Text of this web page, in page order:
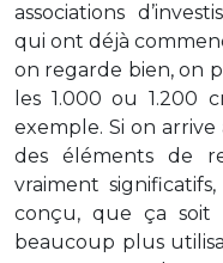
associations
qui ont déjà
on regarde bien, on
les 1.000 ou 1.200
exemple. Si on
des éléments de
vraiment
conçu, que ça
beaucoup plus